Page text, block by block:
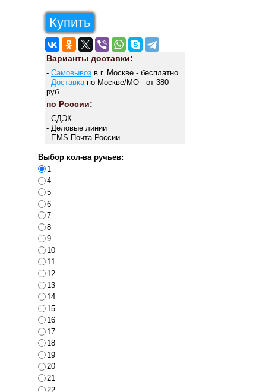
Купить
Варианты доставки:
- Самовывозв г. Москве - бесплатно
- Доставкапо Москве/МО - от 380
руб.
по России:
- СДЭК
- Деловые линии
- EMS Почта России
Выбор кол-ва ручьев:
1
4
5
6
7
8
9
10
11
12
13
14
15
16
17
18
19
20
21
22